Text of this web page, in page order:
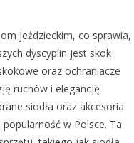
jeździeckim, co sprawia,
dyscyplin jest skok
oraz ochraniacze
ruchów i elegancję
siodła oraz akcesoria
w Polsce. Ta